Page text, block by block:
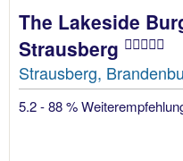
The Lakeside
Strausberg
Strausberg,
5.2 - 88 %